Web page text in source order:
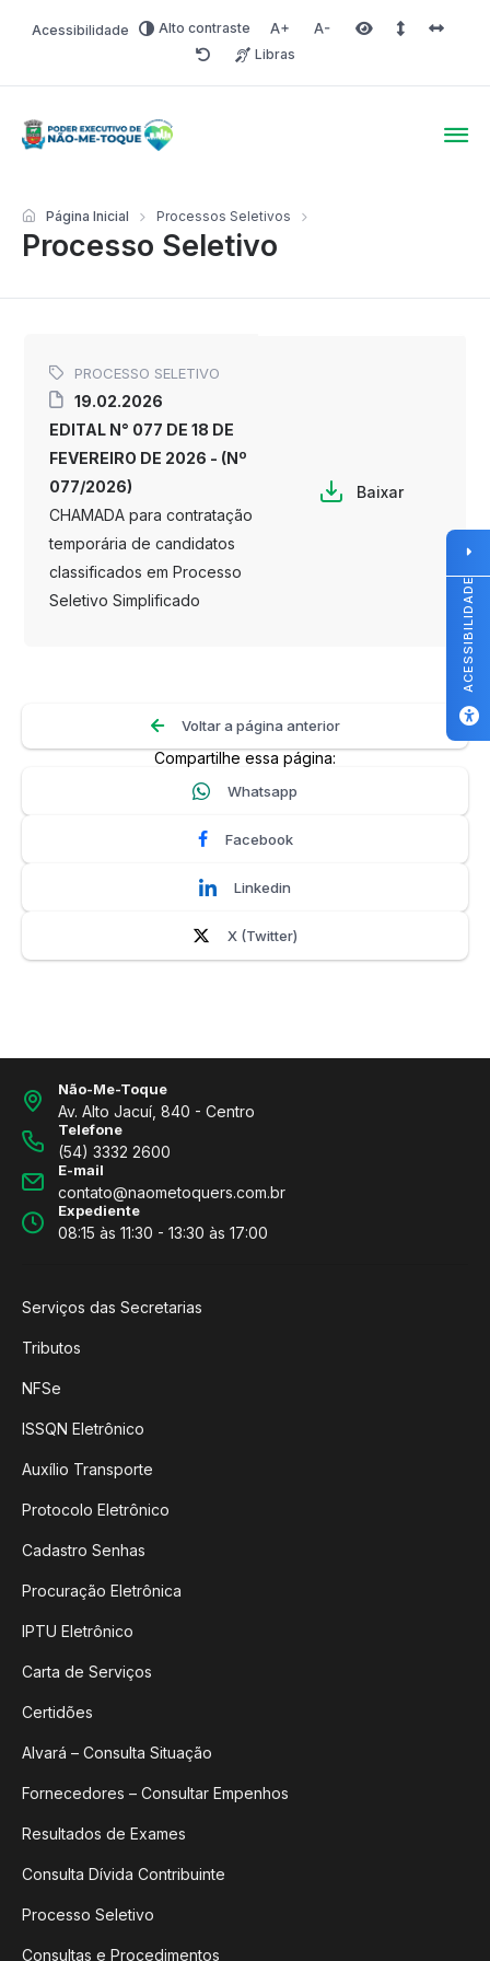
Acessibilidade Alto contraste Aumentar fonte
Diminuir fonteÁrea selecionada
Espaço
RedefinirLibras
Processo Seletivo
Página Inicial Processos Seletivos
PROCESSO SELETIVO
19.02.2026
EDITAL N° 077 DE 18 DE
FEVEREIRO DE 2026 - (Nº
077/2026)
CHAMADA para contratação
temporária de candidatos
classificados em Processo
Seletivo Simplificado
Baixar
Voltar a página anterior
Compartilhe essa página:
Whatsapp
Facebook
Linkedin
X (Twitter)
Não-Me-Toque
Av. Alto Jacuí, 840 - Centro
Telefone
(54) 3332 2600
E-mail
contato@naometoquers.com.br
Expediente
08:15 às 11:30 - 13:30 às 17:00
Serviços das Secretarias
Tributos
NFSe
ISSQN Eletrônico
Auxílio Transporte
Protocolo Eletrônico
Cadastro Senhas
Procuração Eletrônica
IPTU Eletrônico
Carta de Serviços
Certidões
Alvará – Consulta Situação
Fornecedores – Consultar Empenhos
Resultados de Exames
Consulta Dívida Contribuinte
Processo Seletivo
Consultas e Procedimentos
ACESSIBILIDADE